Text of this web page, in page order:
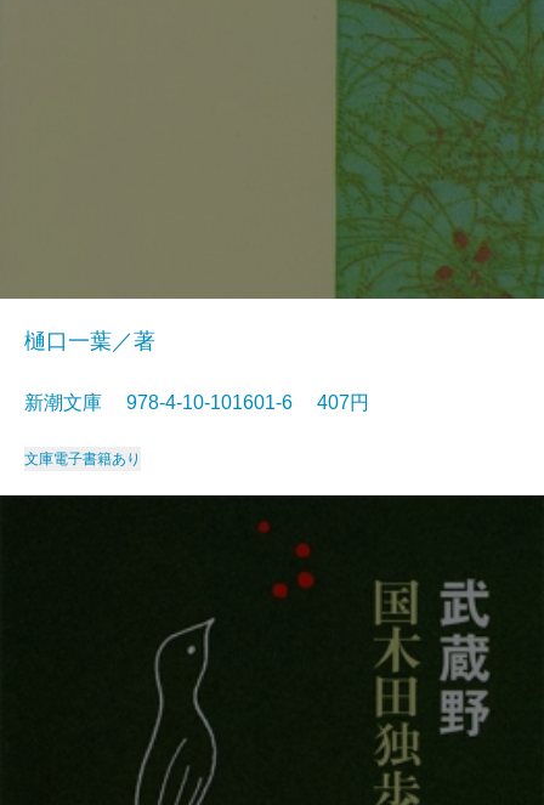
樋口一葉／著
新潮文庫 978-4-10-101601-6 407円
文庫電子書籍あり